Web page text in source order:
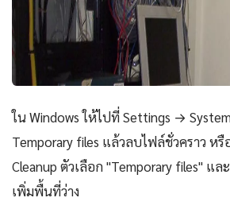
ใน Windows ให้ไปที่ Settings →
Temporary files แล้วลบไฟล์ชั่วคราว หรื
Cleanup ตัวเลือก "Temporary files" แล
เพิ่มพื้นที่ว่าง